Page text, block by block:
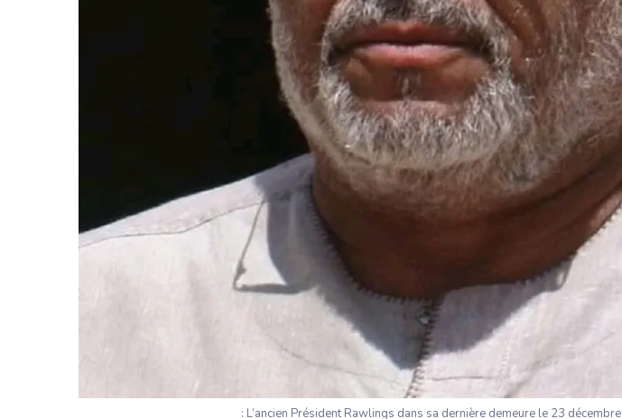
: L’ancien Président Rawlings dans sa dernière demeure le 23 décembre